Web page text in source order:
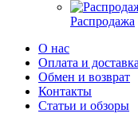
Распродажа
О нас
Оплата и доставка
Обмен и возврат
Контакты
Статьи и обзоры